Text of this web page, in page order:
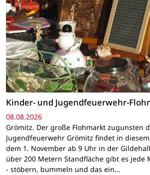
Kinder- und Jugendfeuerwehr-
08.08.2026
Grömitz. Der große Flohmarkt zugunsten
Jugendfeuerwehr Grömitz findet in
dem 1. November ab 9 Uhr in der
über 200 Metern Standfläche gibt es jede
- stöbern, bummeln und das ein…